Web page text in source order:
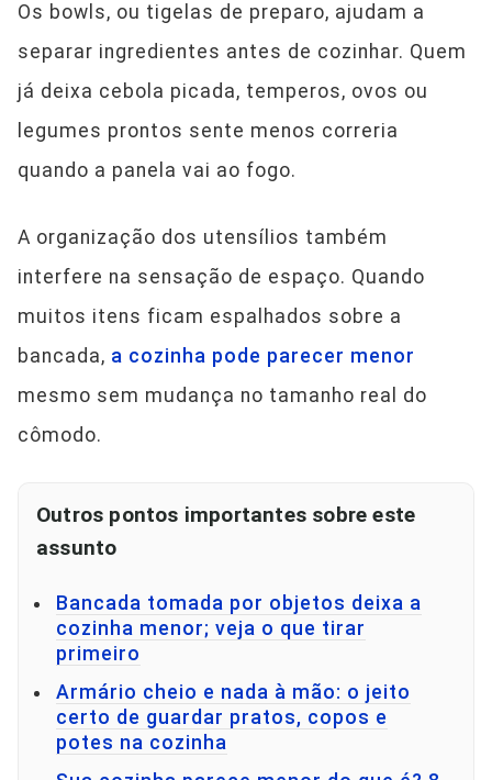
Os bowls, ou tigelas de preparo, ajudam a
separar ingredientes antes de cozinhar. Quem
já deixa cebola picada, temperos, ovos ou
legumes prontos sente menos correria
quando a panela vai ao fogo.
A organização dos utensílios também
interfere na sensação de espaço. Quando
muitos itens ficam espalhados sobre a
bancada, a cozinha pode parecer menor
mesmo sem mudança no tamanho real do
cômodo.
Outros pontos importantes sobre este
assunto
Bancada tomada por objetos deixa a
cozinha menor; veja o que tirar
primeiro
Armário cheio e nada à mão: o jeito
certo de guardar pratos, copos e
potes na cozinha